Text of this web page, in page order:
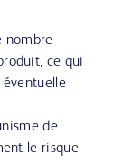
nombre
ce qui
éventuelle
de
le risque